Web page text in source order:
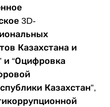
3D-
Казахстана и
и “Оцифровка
Казахстан”,